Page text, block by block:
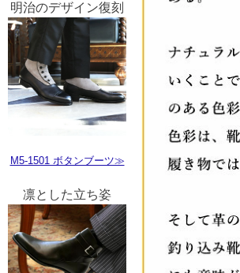
明治のデザイン復刻
M5-1501 ボタンブーツ≫
凛とした立ち姿